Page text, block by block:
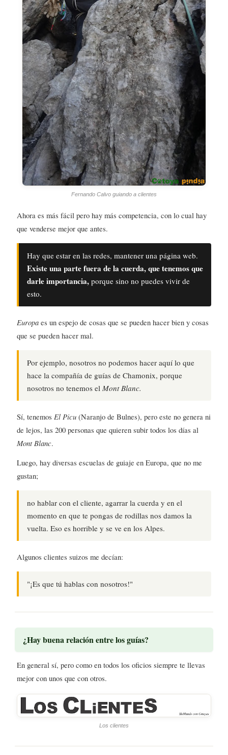
Fernando Calvo guiando a clientes
Ahora es más fácil pero hay más competencia, con lo cual hay
que venderse mejor que antes.
Hay que estar en las redes, mantener una página web.
Existe una parte fuera de la cuerda, que tenemos que
darle importancia, porque sino no puedes vivir de
esto.
Europa es un espejo de cosas que se pueden hacer bien y cosas
que se pueden hacer mal.
Por ejemplo, nosotros no podemos hacer aquí lo que
hace la compañía de guías de Chamonix, porque
nosotros no tenemos el Mont Blanc.
Sí, tenemos El Picu (Naranjo de Bulnes), pero este no genera ni
de lejos, las 200 personas que quieren subir todos los días al
Mont Blanc.
Luego, hay diversas escuelas de guiaje en Europa, que no me
gustan;
no hablar con el cliente, agarrar la cuerda y en el
momento en que te pongas de rodillas nos damos la
vuelta. Eso es horrible y se ve en los Alpes.
Algunos clientes suizos me decían:
"¡Es que tú hablas con nosotros!"
¿Hay buena relación entre los guías?
En general sí, pero como en todos los oficios siempre te llevas
mejor con unos que con otros.
Los clientes